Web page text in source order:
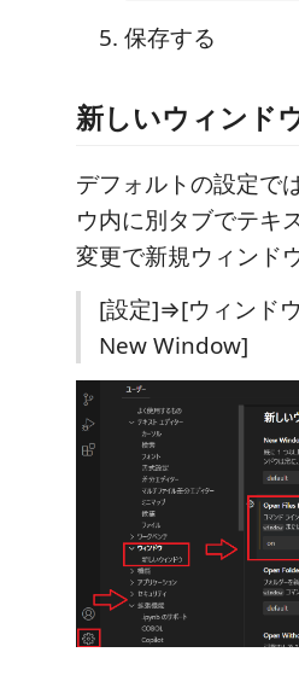
保存する
新しいウィンド
デフォルトの設定で
ウ内に別タブでテキ
変更で新規ウィンド
[設定]⇒[ウィンド
New Window]